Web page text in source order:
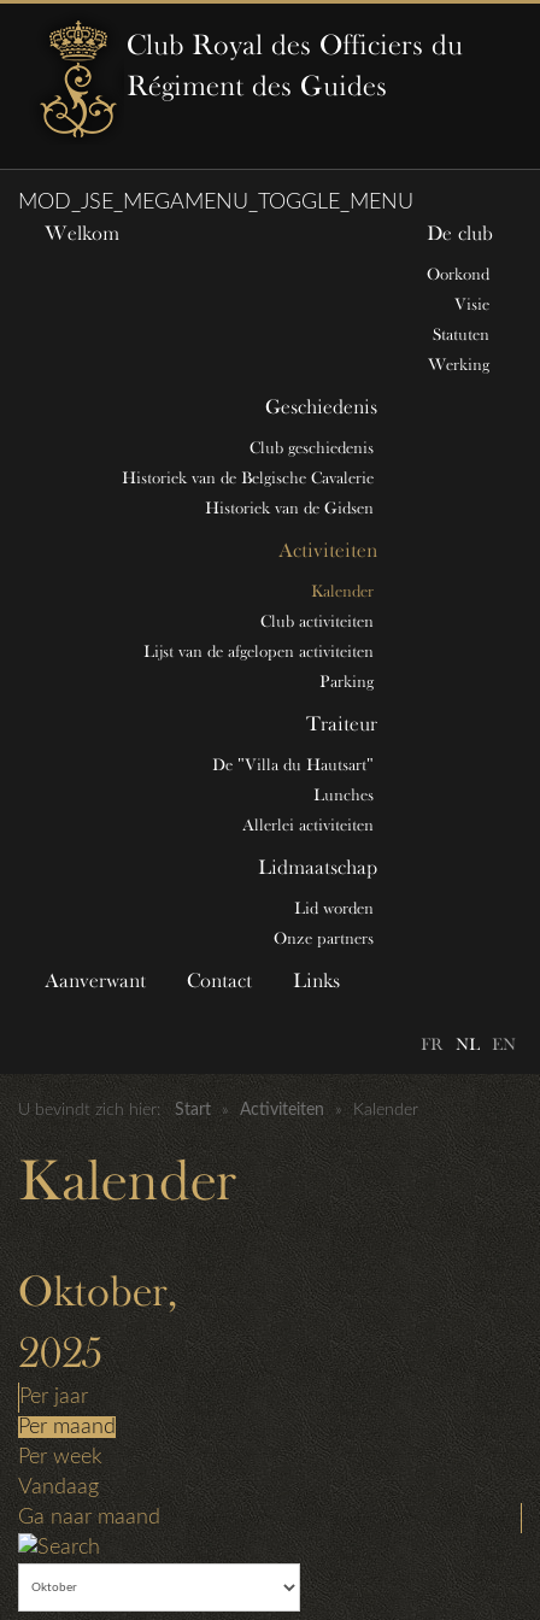
Club Royal des Officiers du
Régiment des Guides
MOD_JSE_MEGAMENU_TOGGLE_MENU
Welkom De club
Oorkond
Visie
Statuten
Werking
Geschiedenis
Club geschiedenis
Historiek van de Belgische Cavalerie
Historiek van de Gidsen
Activiteiten
Kalender
Club activiteiten
Lijst van de afgelopen activiteiten
Parking
Traiteur
De "Villa du Hautsart"
Lunches
Allerlei activiteiten
Lidmaatschap
Lid worden
Onze partners
Aanverwant Contact Links
FR NL EN
U bevindt zich hier: Start » Activiteiten » Kalender
Kalender
Oktober,
2025
Per jaar
Per maand
Per week
Vandaag
Ga naar maand